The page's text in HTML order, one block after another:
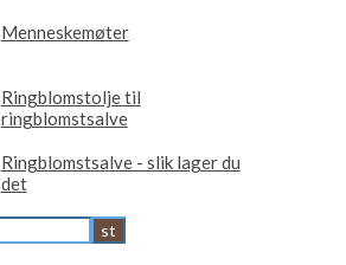
Menneskemøter
Ringblomstolje til
ringblomstsalve
Ringblomstsalve - slik lager du
det